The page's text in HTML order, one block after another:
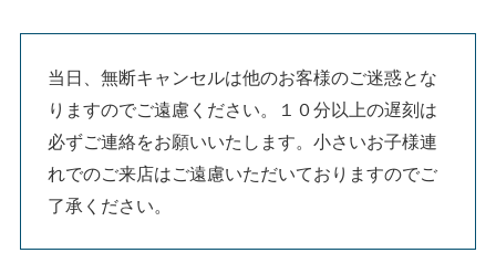
当日、無断キャンセルは他のお客様のご迷惑とな
りますのでご遠慮ください。１０分以上の遅刻は
必ずご連絡をお願いいたします。小さいお子様連
れでのご来店はご遠慮いただいておりますのでご
了承ください。